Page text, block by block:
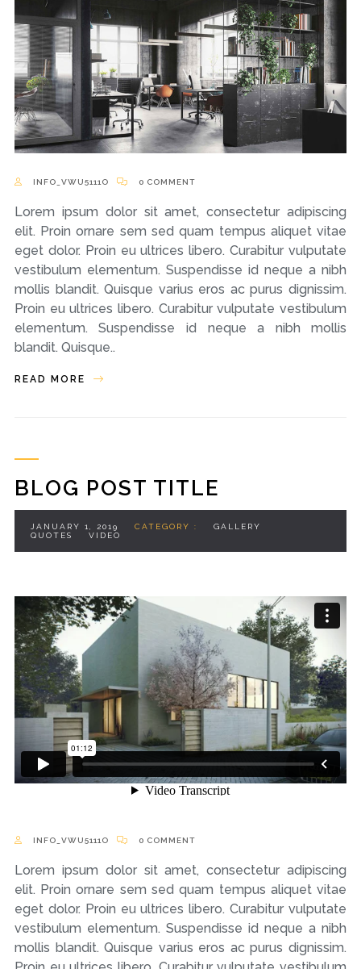
INFO_VWU5111O 0 COMMENT
Lorem ipsum dolor sit amet, consectetur adipiscing
elit. Proin ornare sem sed quam tempus aliquet vitae
eget dolor. Proin eu ultrices libero. Curabitur vulputate
vestibulum elementum. Suspendisse id neque a nibh
mollis blandit. Quisque varius eros ac purus dignissim.
Proin eu ultrices libero. Curabitur vulputate vestibulum
elementum. Suspendisse id neque a nibh mollis
blandit. Quisque..
READ MORE
BLOG POST TITLE
JANUARY 1, 2019 CATEGORY :
GALLERY
QUOTES
VIDEO
INFO_VWU5111O 0 COMMENT
Lorem ipsum dolor sit amet, consectetur adipiscing
elit. Proin ornare sem sed quam tempus aliquet vitae
eget dolor. Proin eu ultrices libero. Curabitur vulputate
vestibulum elementum. Suspendisse id neque a nibh
mollis blandit. Quisque varius eros ac purus dignissim.